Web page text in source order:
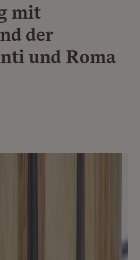
mit
der
und Roma